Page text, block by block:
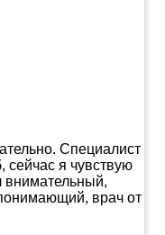
Специалист
сейчас я чувствую
внимательный,
врач от